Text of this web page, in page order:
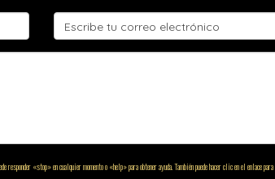
«stop» en cualquier momento o «help» para obtener ayuda. También puede hacer clic en el enlace